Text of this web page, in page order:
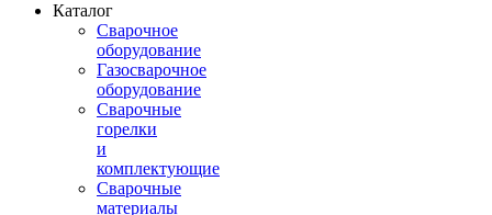
Каталог
Сварочное
оборудование
Газосварочное
оборудование
Сварочные
горелки
и
комплектующие
Сварочные
материалы